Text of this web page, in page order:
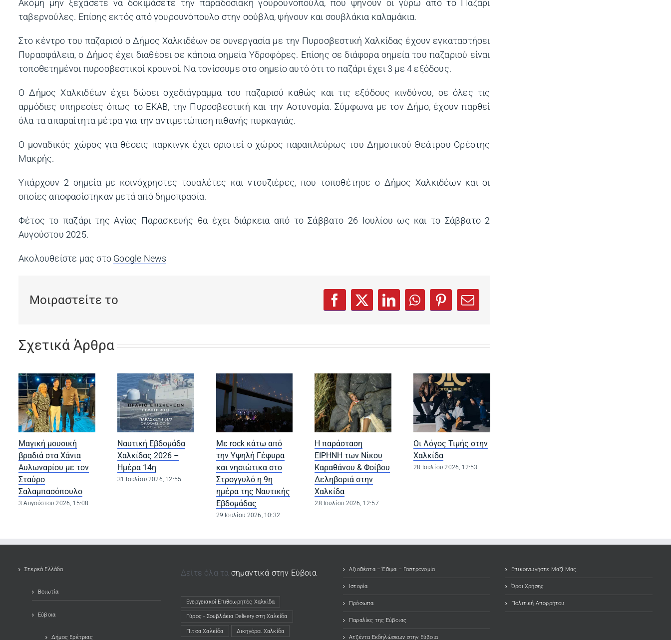
Ακόμη μην ξεχάσετε να δοκιμάσετε την παραδοσιακή γουρουνοπούλα, που ψήνουν οι γύρω από το Παζάρι
ταβερνούλες. Επίσης εκτός από γουρουνόπουλο στην σούβλα, ψήνουν και σουβλάκια καλαμάκια.
Στο κέντρο του παζαριού ο Δήμος Χαλκιδέων σε συνεργασία με την Πυροσβεστική Χαλκίδας έχουν εγκαταστήσει
Πυρασφάλεια, ο Δήμος έχει διαθέσει σε κάποια σημεία Υδροφόρες. Επίσης σε διάφορα σημεία του παζαριού είναι
τοποθετημένοι πυροσβεστικοί κρουνοί. Να τονίσουμε στο σημείο αυτό ότι το παζάρι έχει 3 με 4 εξόδους.
Ο Δήμος Χαλκιδέων έχει δώσει σχεδιάγραμμα του παζαριού καθώς και τις εξόδους κινδύνου, σε όλες τις
αρμόδιες υπηρεσίες όπως το ΕΚΑΒ, την Πυροσβεστική και την Αστυνομία. Σύμφωνα με τον Δήμο, έχουν παρθεί
όλα τα απαραίτητα μέτρα για την αντιμετώπιση πιθανής πυρκαγιάς.
Ο μοναδικός χώρος για θέσεις παρκινγκ έχει οριστεί ο χώρος παραπλεύρως του Δημοτικού Θεάτρου Ορέστης
Μακρής.
Υπάρχουν 2 σημεία με κοινόχρηστες τουαλέτες και ντουζιέρες, που τοποθέτησε ο Δήμος Χαλκιδέων και οι
οποίες αποφασίστηκαν μετά από δημοπρασία.
Φέτος το παζάρι της Αγίας Παρασκευής θα έχει διάρκεια από το Σάββατο 26 Ιουλίου ως και το Σάββατο 2
Αυγούστου 2025.
Ακολουθείστε μας στο Google News
Μοιραστείτε το Facebook
(opens in a new tab)
X
(opens in a new tab)
LinkedIn
(opens in a new tab)
WhatsApp
(opens in a new tab)
Pinterest
(opens in a new tab)
Email
Σχετικά Άρθρα
Μαγική μουσική
βραδιά στα Χάνια
Αυλωναρίου με τον
Σταύρο
Σαλαμπασόπουλο
3 Αυγούστου 2026, 15:08
Ναυτική Εβδομάδα
Χαλκίδας 2026 –
Ημέρα 14η
31 Ιουλίου 2026, 12:55
Με rock κάτω από
την Υψηλή Γέφυρα
και νησιώτικα στο
Στρογγυλό η 9η
ημέρα της Ναυτικής
Εβδομάδας
29 Ιουλίου 2026, 10:32
Η παράσταση
ΕΙΡΗΝΗ των Νίκου
Καραθάνου & Φοίβου
Δεληβοριά στην
Χαλκίδα
28 Ιουλίου 2026, 12:57
Οι Λόγος Τιμής στην
Χαλκίδα
28 Ιουλίου 2026, 12:53
Στερεά Ελλάδα
Βοιωτία
Εύβοια
Δήμος Ερέτριας
Δείτε όλα τα σημαντικά στην Εύβοια
Ενεργειακοί Επιθεωρητές Χαλκίδα
(opens in a new tab)
Γύρος - Σουβλάκια Delivery στη Χαλκίδα
(opens in a new tab)
Πίτσα Χαλκίδα
(opens in a new tab)Δικηγόροι Χαλκίδα
(opens in a new tab)
Αξιοθέατα – Έθιμα – Γαστρονομία
Ιστορία
Πρόσωπα
Παραλίες της Εύβοιας
Ατζέντα Εκδηλώσεων στην Εύβοια
Επικοινωνήστε Μαζί Μας
Όροι Χρήσης
Πολιτική Απορρήτου